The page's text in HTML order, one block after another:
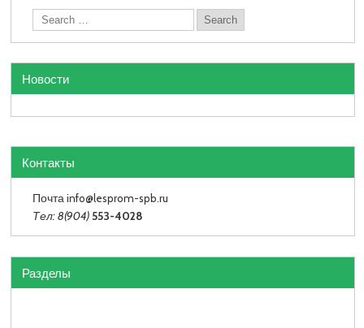
Новости
Контакты
Почта info@lesprom-spb.ru
Тел: 8(904) 553-4028
Разделы